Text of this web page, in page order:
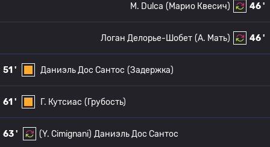
46 '
(Марио Квесич)
M. Dulca
46 '
(A. Мать)
Логан Делорье-Шобет
51 ' Даниэль Дос Сантос (Задержка)
61 ' Г. Кутсиас (Грубость)
63 ' (Y. Cimignani) Даниэль Дос Сантос